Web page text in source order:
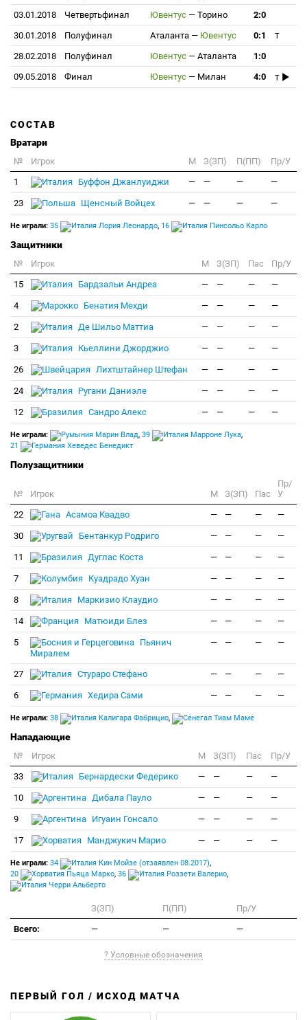
03.01.2018
Четвертьфинал Ювентус — Торино
2:0
30.01.2018
Полуфинал Аталанта — Ювентус 0:1 T
28.02.2018 Полуфинал Ювентус — Аталанта
1:0
09.05.2018
Финал Ювентус — Милан 4:0 T
СОСТАВ
Вратари
№ Игрок M З(ЗП) П(ПП)
Пр/У
1
Буффон Джанлуиджи — — — —
23 Щенсный Войцех — — — —
Не играли: 35 Лория Леонардо, 16 Пинсольо Карло
Защитники
№ Игрок M З(ЗП) Пас
Пр/У
15
Бардзальи Андреа — — — —
4 Бенатия Мехди — — — —
2 Де Шильо Маттиа — — — —
3 Кьеллини Джорджио — — — —
26 Лихтштайнер Штефан — — — —
24 Ругани Даниэле — — — —
12 Сандро Алекс — — — —
Не играли: Марин Влад, 39 Марроне Лука,
21
Хеведес Бенедикт
Полузащитники
№ Игрок M З(ЗП) Пас
Пр/
У
22
Асамоа Квадво — — — —
30 Бентанкур Родриго — — — —
11 Дуглас Коста — — — —
7 Куадрадо Хуан — — — —
8 Маркизио Клаудио — — — —
14 Матюиди Блез — — — —
5
Пьянич
Миралем
— — — —
27 Стураро Стефано — — — —
6 Хедира Сами — — — —
Не играли: 38 Калигара Фабрицио, Тиам Маме
Нападающие
№ Игрок M З(ЗП) Пас
Пр/У
33
Бернардески Федерико — — — —
10 Дибала Пауло — — — —
9 Игуаин Гонсало — — — —
17 Манджукич Марио — — — —
Не играли: 34 Кин Мойзе (отзаявлен 08.2017),
20
Пьяца Марко, 36 Роззети Валерио,
Черри Альберто
З(ЗП) П(ПП)
Пр/У
Всего:
— — —
? Условные обозначения
ПЕРВЫЙ ГОЛ / ИСХОД МАТЧА